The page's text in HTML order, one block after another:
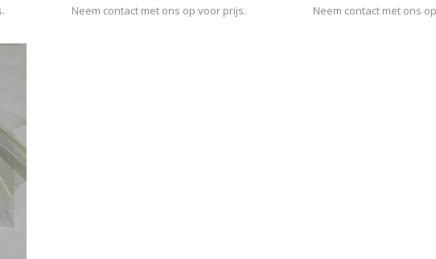
Neem contact met ons op voor prijs. Neem contact met ons